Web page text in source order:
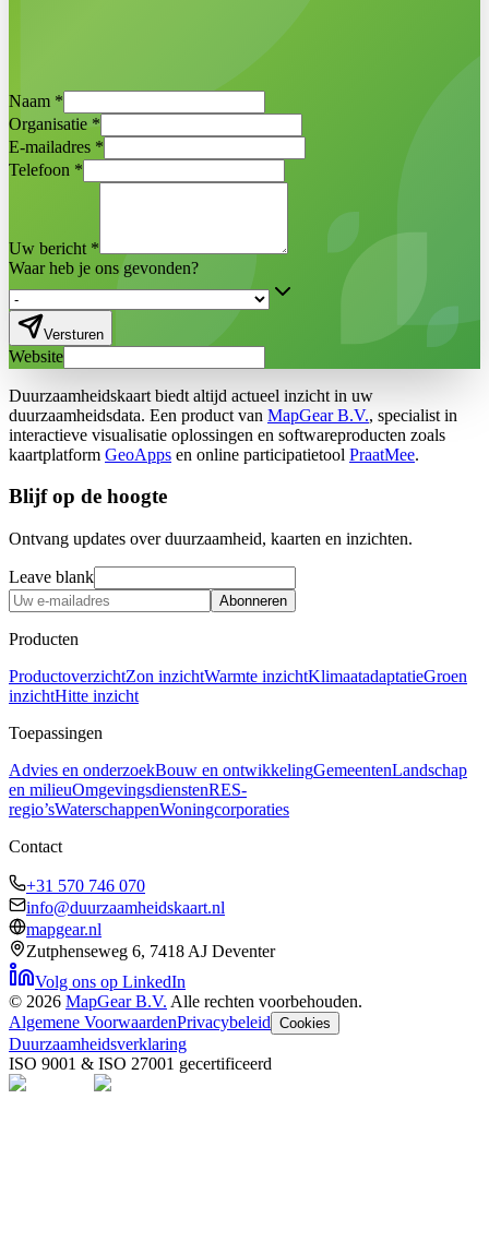
Naam *
Organisatie *
E-mailadres *
Telefoon *
Uw bericht *
Waar heb je ons gevonden?
Versturen
Website
Duurzaamheidskaart biedt altijd actueel inzicht in uw
duurzaamheidsdata. Een product van MapGear B.V., specialist in
interactieve visualisatie oplossingen en softwareproducten zoals
kaartplatform GeoApps en online participatietool PraatMee.
Blijf op de hoogte
Ontvang updates over duurzaamheid, kaarten en inzichten.
Leave blank
Abonneren
Producten
ProductoverzichtZon inzichtWarmte inzichtKlimaatadaptatieGroen
inzichtHitte inzicht
Toepassingen
Advies en onderzoekBouw en ontwikkelingGemeentenLandschap
en milieuOmgevingsdienstenRES-
regio’sWaterschappenWoningcorporaties
Contact
+31 570 746 070
info@duurzaamheidskaart.nl
mapgear.nl
Zutphenseweg 6, 7418 AJ Deventer
Volg ons op LinkedIn
© 2026 MapGear B.V. Alle rechten voorbehouden.
Algemene VoorwaardenPrivacybeleid Cookies
Duurzaamheidsverklaring
ISO 9001 & ISO 27001 gecertificeerd